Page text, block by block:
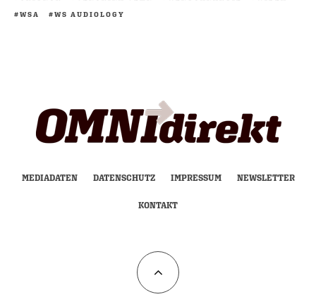
WSA
WS AUDIOLOGY
MEDIADATEN DATENSCHUTZ IMPRESSUM NEWSLETTER
KONTAKT